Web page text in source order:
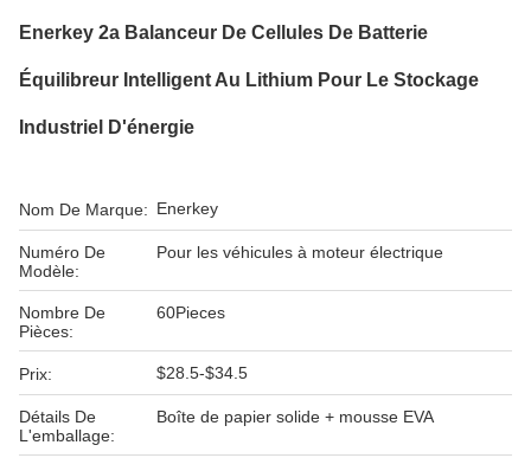
Enerkey 2a Balanceur De Cellules De Batterie
Équilibreur Intelligent Au Lithium Pour Le Stockage
Industriel D'énergie
Nom De Marque: Enerkey
Numéro De
Modèle:
Pour les véhicules à moteur électrique
Nombre De
Pièces:
60Pieces
Prix: $28.5-$34.5
Détails De
L'emballage:
Boîte de papier solide + mousse EVA